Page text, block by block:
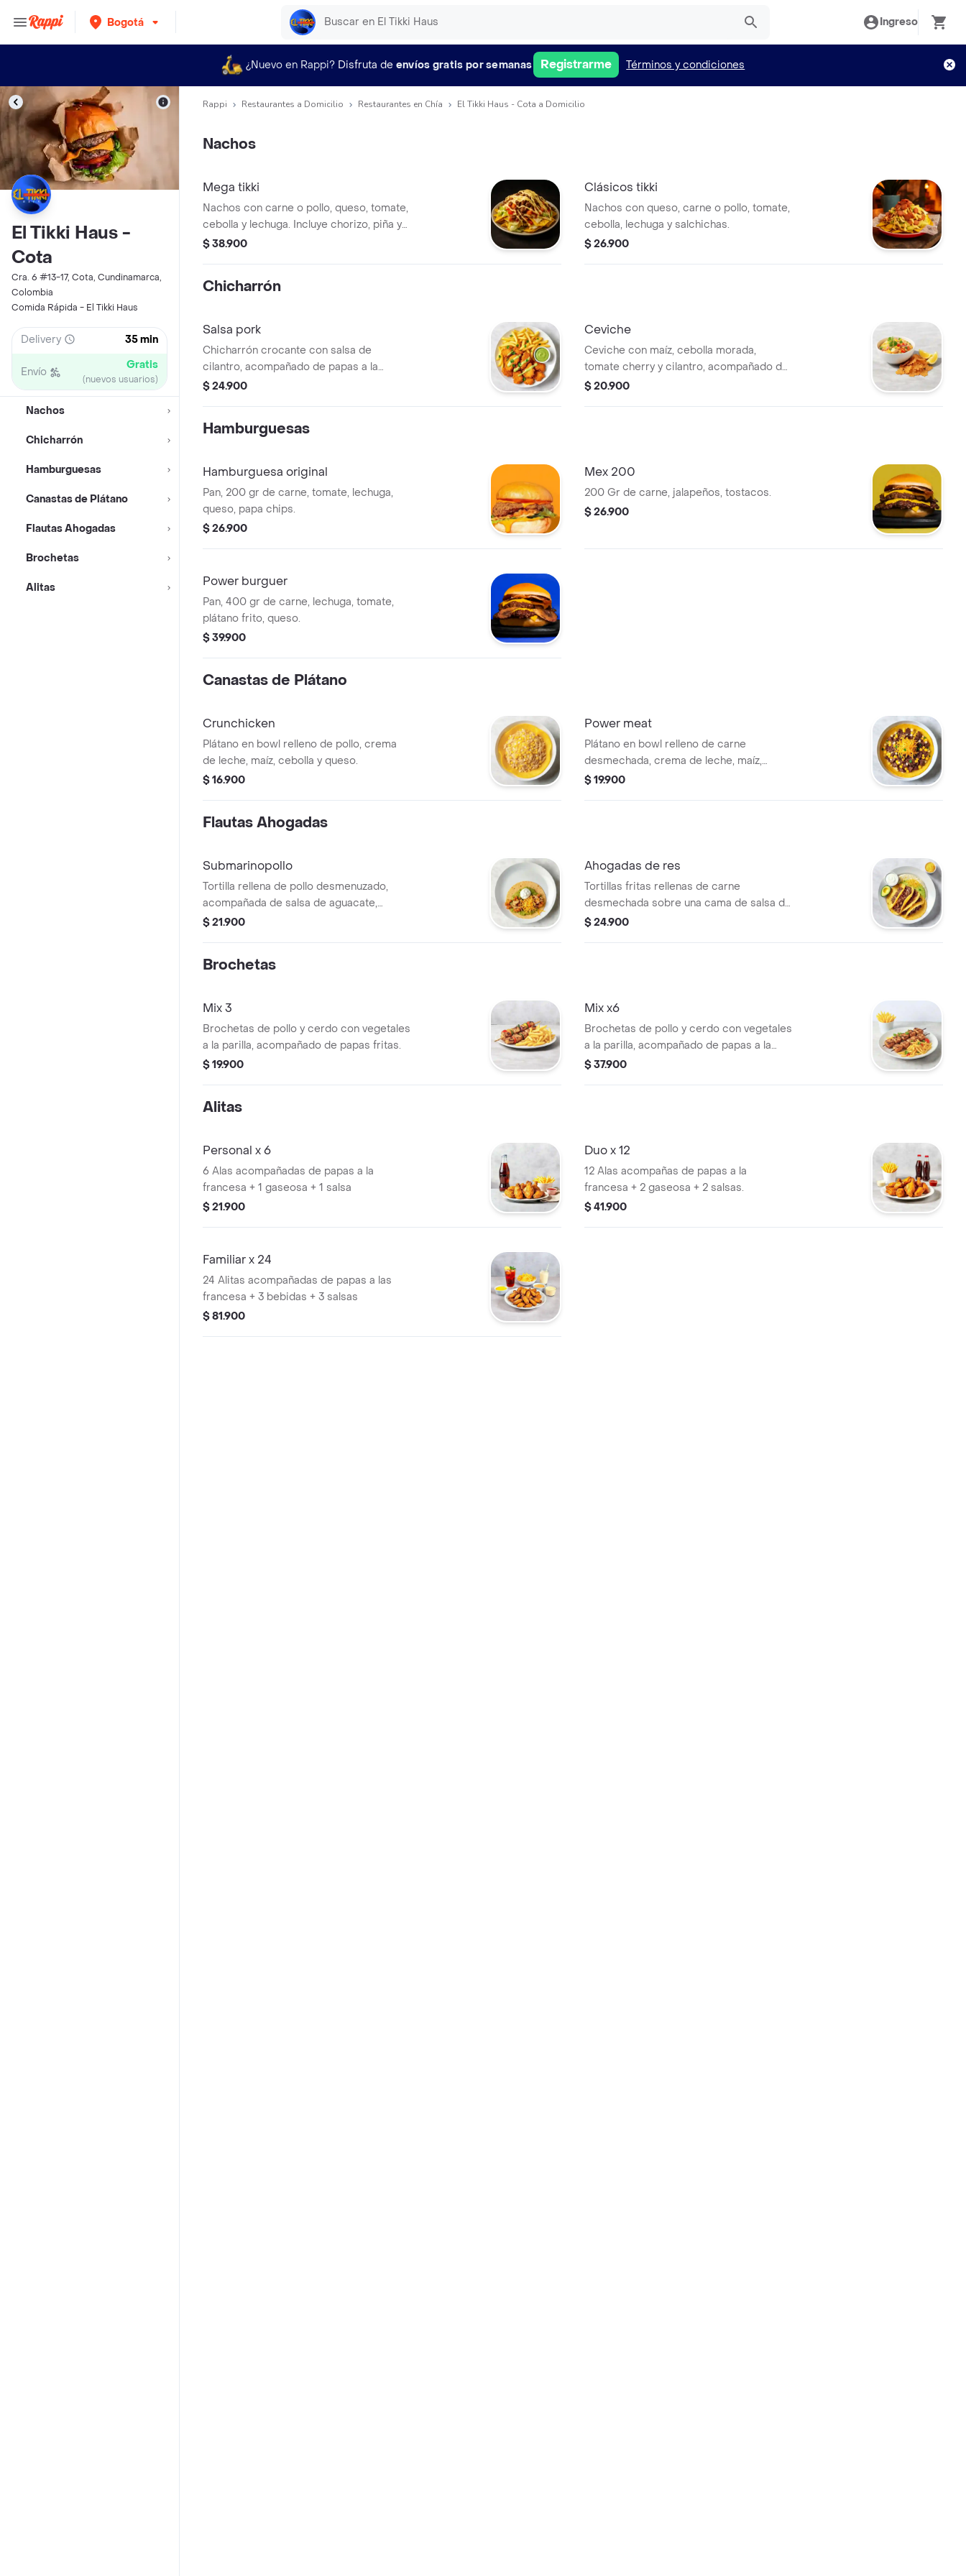
Bogotá Ingreso
¿Nuevo en Rappi? Disfruta de envíos gratis por semanas Registrarme Términos y condiciones
El Tikki Haus -
Cota
Cra. 6 #13-17, Cota, Cundinamarca,
Colombia
Comida Rápida - El Tikki Haus
Delivery 35 min
Envío Gratis
(nuevos usuarios)
Nachos
Chicharrón
Hamburguesas
Canastas de Plátano
Flautas Ahogadas
Brochetas
Alitas
Rappi Restaurantes a Domicilio Restaurantes en Chía El Tikki Haus - Cota a Domicilio
Nachos
Mega tikki
Nachos con carne o pollo, queso, tomate,
cebolla y lechuga. Incluye chorizo, piña y
aguacate.
$ 38.900
Clásicos tikki
Nachos con queso, carne o pollo, tomate,
cebolla, lechuga y salchichas.
$ 26.900
Chicharrón
Salsa pork
Chicharrón crocante con salsa de
cilantro, acompañado de papas a la
francesa.
$ 24.900
Ceviche
Ceviche con maíz, cebolla morada,
tomate cherry y cilantro, acompañado de
chicharrón crocante y limón.
$ 20.900
Hamburguesas
Hamburguesa original
Pan, 200 gr de carne, tomate, lechuga,
queso, papa chips.
$ 26.900
Mex 200
200 Gr de carne, jalapeños, tostacos.
$ 26.900
Power burguer
Pan, 400 gr de carne, lechuga, tomate,
plátano frito, queso.
$ 39.900
Canastas de Plátano
Crunchicken
Plátano en bowl relleno de pollo, crema
de leche, maíz, cebolla y queso.
$ 16.900
Power meat
Plátano en bowl relleno de carne
desmechada, crema de leche, maíz,
cebolla y queso.
$ 19.900
Flautas Ahogadas
Submarinopollo
Tortilla rellena de pollo desmenuzado,
acompañada de salsa de aguacate,
crema de leche y queso rallado.
$ 21.900
Ahogadas de res
Tortillas fritas rellenas de carne
desmechada sobre una cama de salsa de
aguacate, crema de leche y queso.
$ 24.900
Brochetas
Mix 3
Brochetas de pollo y cerdo con vegetales
a la parilla, acompañado de papas fritas.
$ 19.900
Mix x6
Brochetas de pollo y cerdo con vegetales
a la parilla, acompañado de papas a la
francesa.
$ 37.900
Alitas
Personal x 6
6 Alas acompañadas de papas a la
francesa + 1 gaseosa + 1 salsa
$ 21.900
Duo x 12
12 Alas acompañas de papas a la
francesa + 2 gaseosa + 2 salsas.
$ 41.900
Familiar x 24
24 Alitas acompañadas de papas a las
francesa + 3 bebidas + 3 salsas
$ 81.900